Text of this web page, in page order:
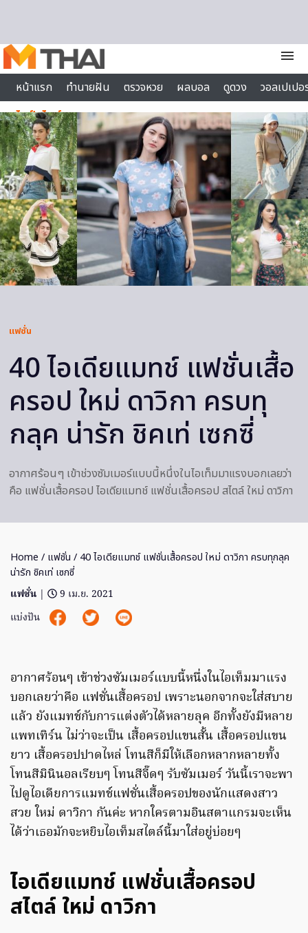
menu
หน้าแรก
ทำนายฝัน ตรวจหวย ผลบอล ดูดวง
วอลเปเป
ไลฟ์สไตล์
แฟชั่น
40 ไอเดียแมทช์ แฟชั่นเสื้อ
ครอป ใหม่ ดาวิกา ครบทุ
กลุค น่ารัก ชิคเท่ เซกซี่
อากาศร้อนๆ เข้าช่วงซัมเมอร์แบบนี้หนึ่งในไอเท็มมาแรงบอกเลยว่า
คือ แฟชั่นเสื้อครอป ไอเดียแมทช์ แฟชั่นเสื้อครอป สไตล์ ใหม่ ดาวิกา
Home / แฟชั่น / 40 ไอเดียแมทช์ แฟชั่นเสื้อครอป ใหม่ ดาวิกา ครบทุกลุค
น่ารัก ชิคเท่ เซกซี่
แฟชั่น |
9 เม.ย. 2021
แบ่งปัน
อากาศร้อนๆ เข้าช่วงซัมเมอร์แบบนี้หนึ่งในไอเท็มมาแรง
บอกเลยว่าคือ แฟชั่นเสื้อครอป เพราะนอกจากจะใส่สบาย
แล้ว ยังแมทช์กับการแต่งตัวได้หลายลุค อีกทั้งยังมีหลาย
แพทเทิร์น ไม่ว่าจะเป็น เสื้อครอปแขนสั้น เสื้อครอปแขน
ยาว เสื้อครอปปาดไหล่ โทนสีก็มีให้เลือกหลากหลายทั้ง
โทนสีมินินอลเรียบๆ โทนสีจี๊ดๆ รับซัมเมอร์ วันนี้เราจะพา
ไปดูไอเดียการแมทช์แฟชั่นเสื้อครอปของนักแสดงสาว
สวย ใหม่ ดาวิกา กันค่ะ หากใครตามอินสตาแกรมจะเห็น
ได้ว่าเธอมักจะหยิบไอเท็มสไตล์นี้มาใส่อยู่บ่อยๆ
ไอเดียแมทช์ แฟชั่นเสื้อครอป
สไตล์ ใหม่ ดาวิกา